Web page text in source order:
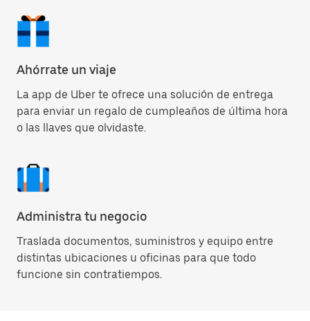
Ahórrate un viaje
La app de Uber te ofrece una solución de entrega
para enviar un regalo de cumpleaños de última hora
o las llaves que olvidaste.
Administra tu negocio
Traslada documentos, suministros y equipo entre
distintas ubicaciones u oficinas para que todo
funcione sin contratiempos.